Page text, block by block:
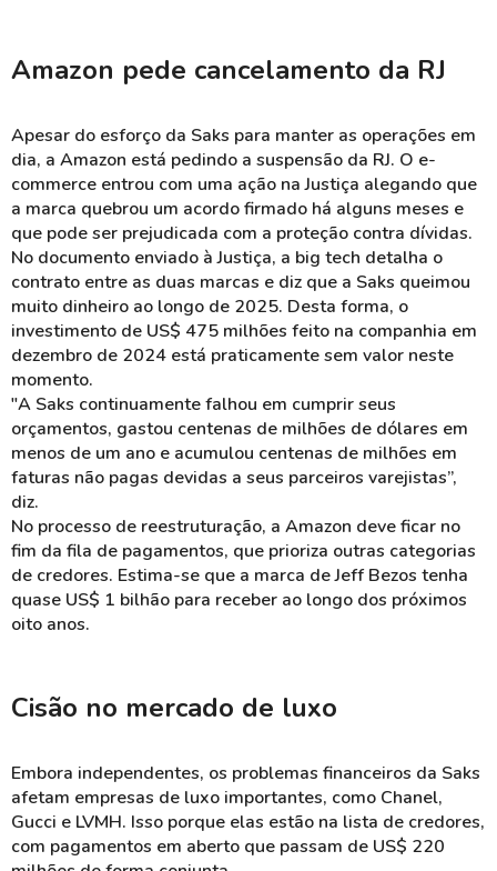
Amazon pede cancelamento da RJ
Apesar do esforço da Saks para manter as operações em
dia, a Amazon está pedindo a suspensão da RJ. O e-
commerce entrou com uma ação na Justiça alegando que
a marca quebrou um acordo firmado há alguns meses e
que pode ser prejudicada com a proteção contra dívidas.
No documento enviado à Justiça, a big tech detalha o
contrato entre as duas marcas e diz que a Saks queimou
muito dinheiro ao longo de 2025. Desta forma, o
investimento de US$ 475 milhões feito na companhia em
dezembro de 2024 está praticamente sem valor neste
momento.
"A Saks continuamente falhou em cumprir seus
orçamentos, gastou centenas de milhões de dólares em
menos de um ano e acumulou centenas de milhões em
faturas não pagas devidas a seus parceiros varejistas”,
diz.
No processo de reestruturação, a Amazon deve ficar no
fim da fila de pagamentos, que prioriza outras categorias
de credores. Estima-se que a marca de Jeff Bezos tenha
quase US$ 1 bilhão para receber ao longo dos próximos
oito anos.
Cisão no mercado de luxo
Embora independentes, os problemas financeiros da Saks
afetam empresas de luxo importantes, como Chanel,
Gucci e LVMH. Isso porque elas estão na lista de credores,
com pagamentos em aberto que passam de US$ 220